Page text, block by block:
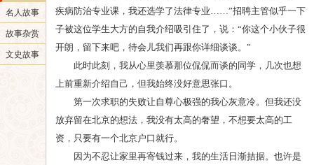
名人故事
故事杂赏
文史故事
疾病防治专业课，我还选学了法律专业……”招聘主管似乎一下
子被这位学生大方的自我介绍吸引住了，说：“你这个小伙子很
开朗，留下来吧，待会儿我们再跟你详细谈谈。”
此时此刻，我从心里羡慕那位侃侃而谈的同学，几次也想
上前重新介绍自己，但我始终没好意思张口。
第一次求职的失败让自尊心极强的我心灰意冷。但我还没
放弃留在北京的想法，我没有太高的奢望，不想要太高的工
资，只要有一个北京户口就行。
因为不忍让家里再寄钱过来，我的生活日渐拮据。也许是